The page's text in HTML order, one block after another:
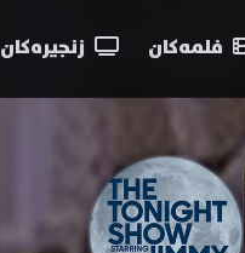
فلمەکان زنجیرەکان